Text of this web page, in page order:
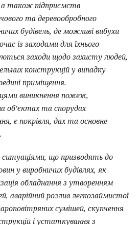
а також підприємств
та деревообробного
будівель, де можливі вибухи
із заходами для їхнього
заходи щодо захисту людей,
конструкцій у випадку
приміщення.
виникнення пожеж,
об’єктах та спорудах
є покрівля, дах та основне
що призводять до
у виробничих будівлях, як
обладнання з утворенням
аварійний розлив легкозаймистої
сумішей, скупчення
і устаткування з